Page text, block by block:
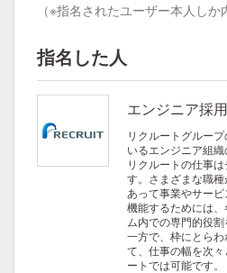
（※指名されたユーザー本人しか
指名した人
エンジニア採
リクルートグルー
いるエンジニア組織
リクルートの仕事
す。さまざまな職
あって事業やサー
機能するためには
ム内での専門的役割
一方で、枠にとら
て、仕事の幅を次
ートでは可能です。